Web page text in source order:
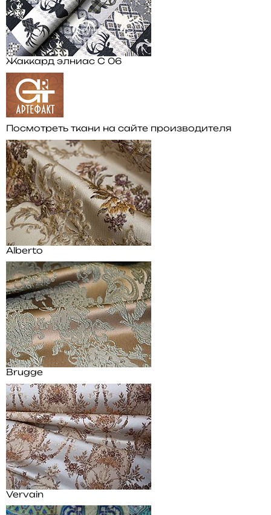
Жаккард элниас С 06
Посмотреть ткани на сайте производителя
Alberto
Brugge
Vervain